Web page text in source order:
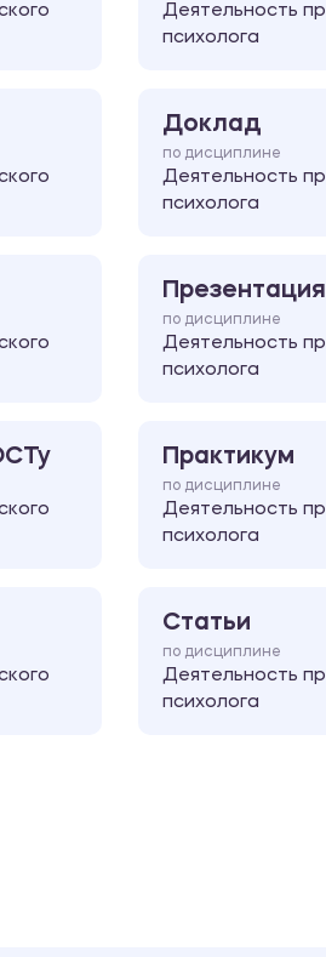
Деятельность
психолога
Доклад
по дисциплине
Деятельность
психолога
Презентация
по дисциплине
Деятельность
психолога
Практикум
по дисциплине
Деятельность
психолога
Статьи
по дисциплине
Деятельность
психолога